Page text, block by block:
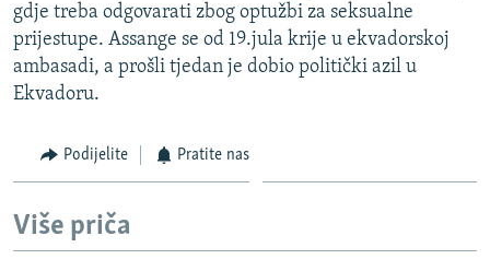
TV LIBERTY
POST SCRIPTUM
MOJA EVROPA
NASTANAK I RASPAD JUGOSLAVIJE
Sve RFE/RL stranice
gdje treba odgovarati zbog optužbi za seksualne
prijestupe. Assange se od 19.jula krije u ekvadorskoj
ambasadi, a prošli tjedan je dobio politički azil u
Ekvadoru.
Podijelite Pratite nas
Više priča